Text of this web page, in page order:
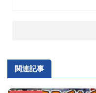
関連記事